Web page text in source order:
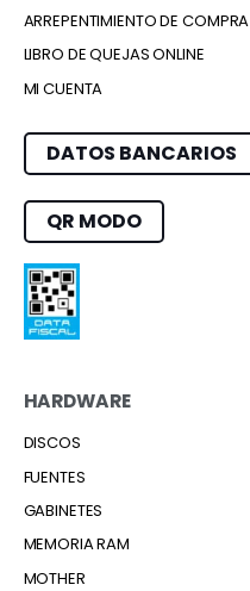
ARREPENTIMIENTO DE COMPRA
LIBRO DE QUEJAS ONLINE
MI CUENTA
DATOS BANCARIOS
QR MODO
HARDWARE
DISCOS
FUENTES
GABINETES
MEMORIA RAM
MOTHER